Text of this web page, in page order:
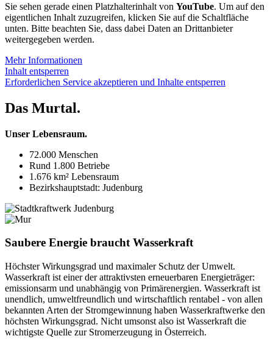
Sie sehen gerade einen Platzhalterinhalt von YouTube. Um auf den
eigentlichen Inhalt zuzugreifen, klicken Sie auf die Schaltfläche
unten. Bitte beachten Sie, dass dabei Daten an Drittanbieter
weitergegeben werden.
Mehr Informationen
Inhalt entsperren
Erforderlichen Service akzeptieren und Inhalte entsperren
Das Murtal.
Unser Lebensraum.
72.000 Menschen
Rund 1.800 Betriebe
1.676 km² Lebensraum
Bezirkshauptstadt: Judenburg
Saubere Energie braucht Wasserkraft
Höchster Wirkungsgrad und maximaler Schutz der Umwelt.
Wasserkraft ist einer der attraktivsten erneuerbaren Energieträger:
emissionsarm und unabhängig von Primärenergien. Wasserkraft ist
unendlich, umweltfreundlich und wirtschaftlich rentabel - von allen
bekannten Arten der Stromgewinnung haben Wasserkraftwerke den
höchsten Wirkungsgrad. Nicht umsonst also ist Wasserkraft die
wichtigste Quelle zur Stromerzeugung in Österreich.